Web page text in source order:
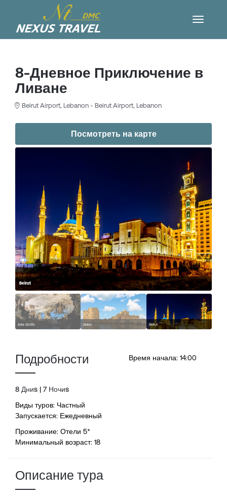
8-Дневное Приключение в
Ливане
Beirut Airport, Lebanon - Beirut Airport, Lebanon
Посмотреть на карте
Beirut
Beirut
Sidon
Jeita Grotto
Время начала: 14:00
Подробности
8 Дниs | 7 Ночиs
Виды туров: Частный
Запускается: Ежедневный
Проживание: Отели 5*
Минимальный возраст: 18
Описание тура